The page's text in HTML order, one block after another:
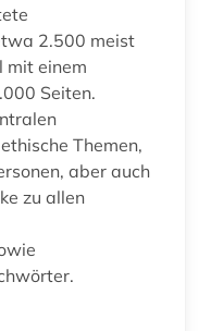
2.500 meist
mit einem
Seiten.
Themen,
aber auch
zu allen